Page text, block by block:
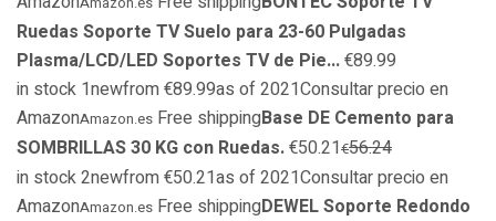
Ruedas Soporte TV Suelo para 23-60 Pulgadas
Plasma/LCD/LED Soportes TV de Pie...€89.99
in stock 1newfrom €89.99as of 2021Consultar precio en
AmazonAmazon.es Free shippingBase DE Cemento para
SOMBRILLAS 30 KG con Ruedas.€50.21€56.24
in stock 2newfrom €50.21as of 2021Consultar precio en
AmazonAmazon.es Free shippingDEWEL Soporte Redondo